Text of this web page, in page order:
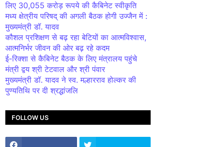
लिए 30,055 करोड़ रूपये की कैबिनेट स्वीकृति
मध्य क्षेत्रीय परिषद् की अगली बैठक होगी उज्जैन में :
मुख्यमंत्री डॉ. यादव
कौशल प्रशिक्षण से बढ़ रहा बेटियों का आत्मविश्वास,
आत्मनिर्भर जीवन की ओर बढ़ रहे कदम
ई-रिक्शा से कैबिनेट बैठक के लिए मंत्रालय पहुंचे
मंत्री द्वय श्री टेटवाल और श्री पंवार
मुख्यमंत्री डॉ. यादव ने स्व. मल्हारराव होल्कर की
पुण्यतिथि पर दी श्रद्धांजलि
FOLLOW US